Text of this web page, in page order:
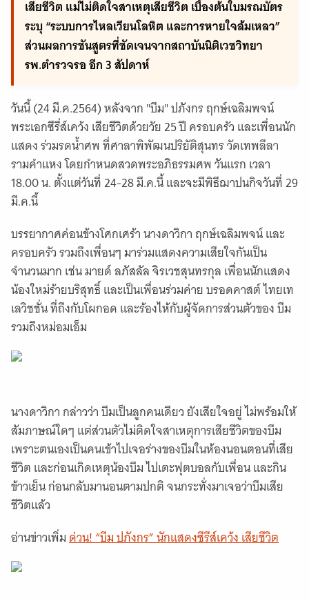
เสียชีวิต แม่ไม่ติดใจสาเหตุเสียชีวิต เบื้องต้นใบมรณบัตร
ระบุ “ระบบการไหลเวียนโลหิต และการหายใจล้มเหลว”
ส่วนผลการชันสูตรที่ชัดเจนจากสถาบันนิติเวชวิทยา
รพ.ตำรวจรอ อีก 3 สัปดาห์
วันนี้ (24 มี.ค.2564) หลังจาก "บีม" ปภังกร ฤกษ์เฉลิมพจน์
พระเอกซีรี่ส์เคว้ง เสียชีวิตด้วยวัย 25 ปี ครอบครัว และเพื่อนนัก
แสดง ร่วมรดน้ำศพ ที่ศาลาพิพัฒนปริยัติสุนทร วัดเทพลีลา
รามคำแหง โดยกำหนดสวดพระอภิธรรมศพ วันแรก เวลา
18.00 น. ตั้งแต่วันที่ 24-28 มี.ค.นี้ และจะมีพิธีฌาปนกิจวันที่ 29
มี.ค.นี้
บรรยากาศค่อนข้างโศกเศร้า นางดาวิกา ฤกษ์เฉลิมพจน์ และ
ครอบครัว รวมถึงเพื่อนๆ มาร่วมแสดงความเสียใจกันเป็น
จำนวนมาก เช่น มายด์ ลภัสลัล จิรเวชสุนทรกุล เพื่อนนักแสดง
น้องใหม่ร้ายบริสุทธิ์ และเป็นเพื่อนร่วมค่าย บรอดคาสต์ ไทยเท
เลวิชชั่น ที่ถึงกับโผกอด และร้องไห้กับผู้จัดการส่วนตัวของ บีม
รวมถึงหม่อมเอ็ม
นางดาวิกา กล่าวว่า บีมเป็นลูกคนเดียว ยังเสียใจอยู่ ไม่พร้อมให้
สัมภาษณ์ใดๆ แต่ส่วนตัวไม่ติดใจสาเหตุการเสียชีวิตของบีม
เพราะตนเองเป็นคนเข้าไปเจอร่างของบีมในห้องนอนตอนที่เสีย
ชีวิต และก่อนเกิดเหตุน้องบีม ไปเตะฟุตบอลกับเพื่อน และกิน
ข้าวเย็น ก่อนกลับมานอนตามปกติ จนกระทั่งมาเจอว่าบีมเสีย
ชีวิตแล้ว
อ่านข่าวเพิ่มด่วน! “บีม ปภังกร” นักแสดงซีรีส์เคว้ง เสียชีวิต